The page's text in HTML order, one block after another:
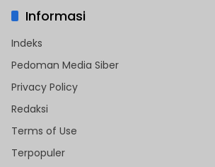
Informasi
Indeks
Pedoman Media Siber
Privacy Policy
Redaksi
Terms of Use
Terpopuler